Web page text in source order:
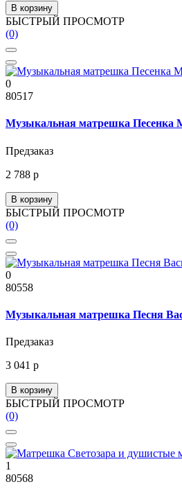
В корзину
БЫСТРЫЙ ПРОСМОТР
(0)
0
80517
Музыкальная матрешка Песенка
Предзаказ
2 788 р
В корзину
БЫСТРЫЙ ПРОСМОТР
(0)
0
80558
Музыкальная матрешка Песня
Предзаказ
3 041 р
В корзину
БЫСТРЫЙ ПРОСМОТР
(0)
1
80568